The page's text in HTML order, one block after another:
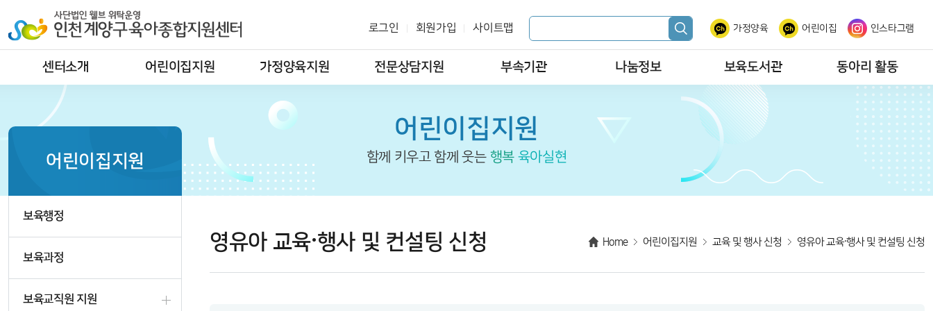
로그인 회원가입 사이트맵 가정양육 어린이집 인스타그램
센터소개 어린이집지원 가정양육지원 전문상담지원 부속기관 나눔정보 보육도서관 동아리 활동
어린이집지원
함께 키우고 함께 웃는 행복 육아실현
어린이집지원
보육행정
보육과정
보육교직원 지원
영유아 교육·행사 및 컨설팅 신청 Home 어린이집지원 교육 및 행사 신청 영유아 교육·행사 및 컨설팅 신청